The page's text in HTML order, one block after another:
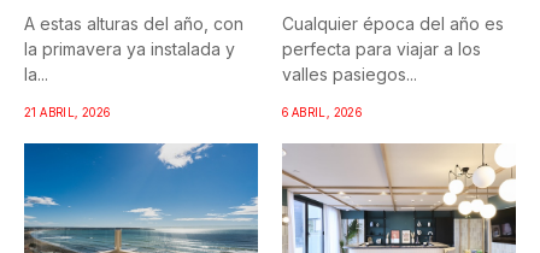
A estas alturas del año, con
la primavera ya instalada y
la...
21 ABRIL, 2026
Cualquier época del año es
perfecta para viajar a los
valles pasiegos...
6 ABRIL, 2026